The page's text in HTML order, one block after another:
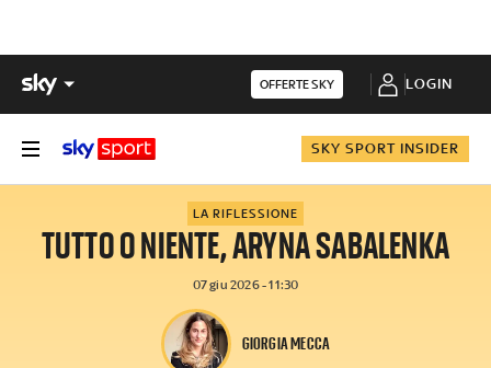
OFFERTE SKY LOGIN
SKY SPORT INSIDER
LA RIFLESSIONE
TUTTO O NIENTE, ARYNA SABALENKA
07 giu 2026 - 11:30
GIORGIA MECCA